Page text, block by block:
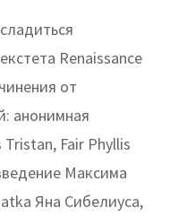
Renaissance
от
анонимная
Fair Phyllis
Максима
Яна Сибелиуса,